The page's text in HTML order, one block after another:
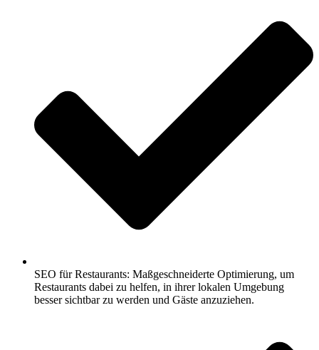
SEO für Restaurants: Maßgeschneiderte Optimierung, um
Restaurants dabei zu helfen, in ihrer lokalen Umgebung
besser sichtbar zu werden und Gäste anzuziehen.